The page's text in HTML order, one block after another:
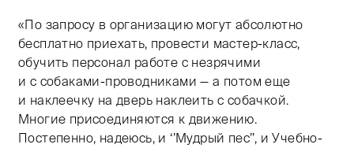
«По запросу в организацию могут абсолютно
бесплатно приехать, провести мастер-класс,
обучить персонал работе с незрячими
и с собаками-проводниками — а потом еще
и наклеечку на дверь наклеить с собачкой.
Многие присоединяются к движению.
Постепенно, надеюсь, и ‘’Мудрый пес’’, и Учебно-